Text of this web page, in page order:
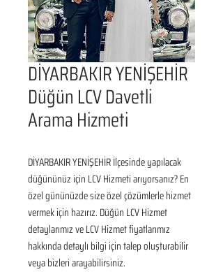
DİYARBAKIR YENİŞEHİR
Düğün LCV Davetli
Arama Hizmeti
DİYARBAKIR YENİŞEHİR İlçesinde yapılacak
düğününüz için LCV Hizmeti arıyorsanız? En
özel gününüzde size özel çözümlerle hizmet
vermek için hazırız. Düğün LCV Hizmet
detaylarımız ve LCV Hizmet fiyatlarımız
hakkında detaylı bilgi için talep oluşturabilir
veya bizleri arayabilirsiniz.